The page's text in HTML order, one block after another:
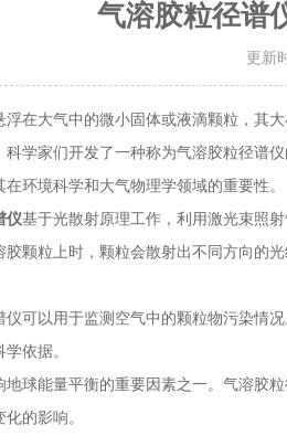
气溶胶粒径谱
更新
大气中的微小固体或液滴颗粒，其大
科学家们开发了一种称为气溶胶粒径谱
环境科学和大气物理学领域的重要性。
仪基于光散射原理工作，利用激光束照
胶颗粒上时，颗粒会散射出不同方向的
以用于监测空气中的颗粒物污染情况
依据。
能量平衡的重要因素之一。气溶胶粒
的影响。